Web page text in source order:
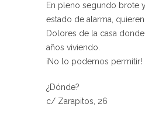
En pleno segundo brote
estado de alarma,
Dolores de la casa
años viviendo.
¡No lo podemos permitir!
¿Dónde?
c/ Zarapitos, 26